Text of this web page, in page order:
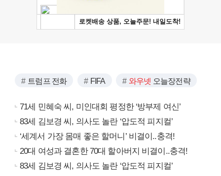
트럼프 전화 FIFA 와우넷 오늘장전략
71세 민혜숙 씨, 미인대회 평정한 ‘방부제 여신’
83세 김보경 씨, 의사도 놀란 ‘압도적 피지컬’
‘세계서 가장 몸매 좋은 할머니’ 비결이..충격!
20대 여성과 결혼한 70대 할아버지 비결이..충격!
83세 김보경 씨, 의사도 놀란 ‘압도적 피지컬’